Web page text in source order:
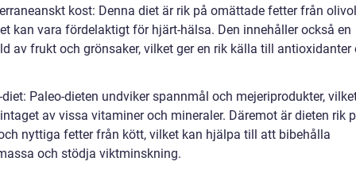
kost: Denna diet är rik på omättade fetter från
kan vara fördelaktigt för hjärt-hälsa. Den innehåller också en
av frukt och grönsaker, vilket ger en rik källa till antioxidanter
Paleo-dieten undviker spannmål och mejeriprodukter,
av vissa vitaminer och mineraler. Däremot är dieten rik
nyttiga fetter från kött, vilket kan hjälpa till att bibehålla
och stödja viktminskning.